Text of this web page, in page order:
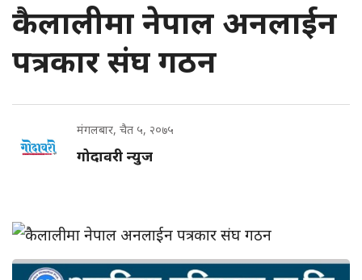
कैलालीमा नेपाल अनलाईन
पत्रकार संघ गठन
मंगलबार, चैत ५, २०७५
गोदावरी न्युज